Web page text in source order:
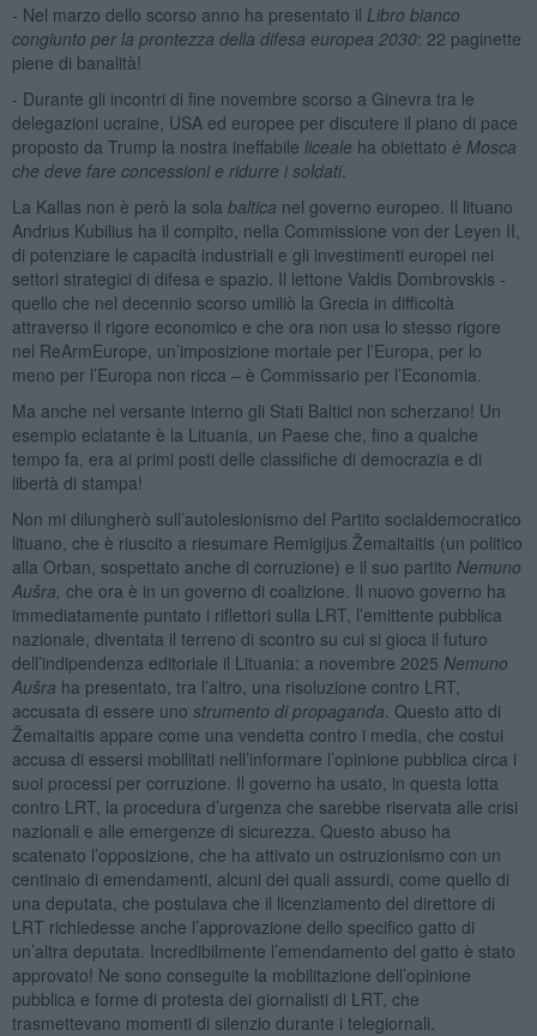
- Nel marzo dello scorso anno ha presentato il Libro bianco
congiunto per la prontezza della difesa europea 2030: 22 paginette
piene di banalità!
- Durante gli incontri di fine novembre scorso a Ginevra tra le
delegazioni ucraine, USA ed europee per discutere il piano di pace
proposto da Trump la nostra ineffabile liceale ha obiettato è Mosca
che deve fare concessioni e ridurre i soldati.
La Kallas non è però la sola baltica nel governo europeo. Il lituano
Andrius Kubilius ha il compito, nella Commissione von der Leyen II,
di potenziare le capacità industriali e gli investimenti europei nei
settori strategici di difesa e spazio. Il lettone Valdis Dombrovskis -
quello che nel decennio scorso umiliò la Grecia in difficoltà
attraverso il rigore economico e che ora non usa lo stesso rigore
nel ReArmEurope, un’imposizione mortale per l’Europa, per lo
meno per l’Europa non ricca – è Commissario per l’Economia.
Ma anche nel versante interno gli Stati Baltici non scherzano! Un
esempio eclatante è la Lituania, un Paese che, fino a qualche
tempo fa, era ai primi posti delle classifiche di democrazia e di
libertà di stampa!
Non mi dilungherò sull’autolesionismo del Partito socialdemocratico
lituano, che è riuscito a riesumare Remigijus Žemaitaitis (un politico
alla Orban, sospettato anche di corruzione) e il suo partito Nemuno
Aušra, che ora è in un governo di coalizione. Il nuovo governo ha
immediatamente puntato i riflettori sulla LRT, l’emittente pubblica
nazionale, diventata il terreno di scontro su cui si gioca il futuro
dell’indipendenza editoriale il Lituania: a novembre 2025 Nemuno
Aušra ha presentato, tra l’altro, una risoluzione contro LRT,
accusata di essere uno strumento di propaganda . Questo atto di
Žemaitaitis appare come una vendetta contro i media, che costui
accusa di essersi mobilitati nell’informare l’opinione pubblica circa i
suoi processi per corruzione. Il governo ha usato, in questa lotta
contro LRT, la procedura d’urgenza che sarebbe riservata alle crisi
nazionali e alle emergenze di sicurezza. Questo abuso ha
scatenato l’opposizione, che ha attivato un ostruzionismo con un
centinaio di emendamenti, alcuni dei quali assurdi, come quello di
una deputata, che postulava che il licenziamento del direttore di
LRT richiedesse anche l’approvazione dello specifico gatto di
un’altra deputata. Incredibilmente l’emendamento del gatto è stato
approvato! Ne sono conseguite la mobilitazione dell’opinione
pubblica e forme di protesta dei giornalisti di LRT, che
trasmettevano momenti di silenzio durante i telegiornali.